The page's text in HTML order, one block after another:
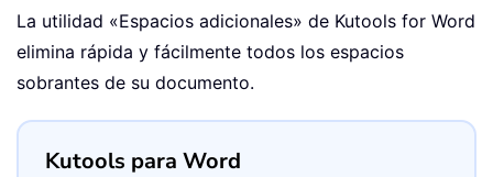
La utilidad «Espacios adicionales» de Kutools for Word
elimina rápida y fácilmente todos los espacios
sobrantes de su documento.
Kutools para Word